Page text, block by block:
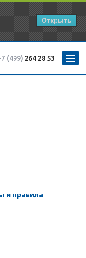
Открыть
(499) 264 28 53
и правила